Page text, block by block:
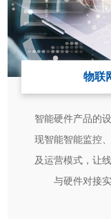
物联
智能硬件产品的
现智能智能监控
及运营模式，让
与硬件对接